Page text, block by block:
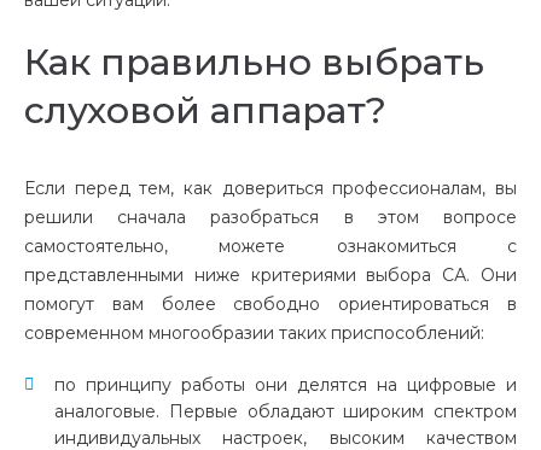
Как правильно выбрать
слуховой аппарат?
Если перед тем, как довериться профессионалам, вы
решили сначала разобраться в этом вопросе
самостоятельно, можете ознакомиться с
представленными ниже критериями выбора СА. Они
помогут вам более свободно ориентироваться в
современном многообразии таких приспособлений:
по принципу работы они делятся на цифровые и
аналоговые. Первые обладают широким спектром
индивидуальных настроек, высоким качеством